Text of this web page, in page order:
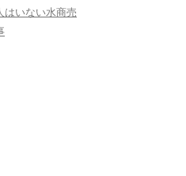
はいない水商売